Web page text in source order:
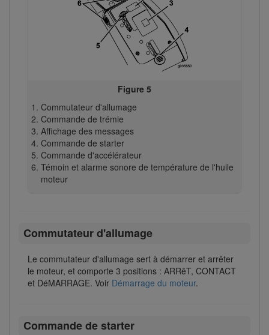
Figure 5
Commutateur d'allumage
Commande de trémie
Affichage des messages
Commande de starter
Commande d'accélérateur
Témoin et alarme sonore de température de l'huile
moteur
Commutateur d'allumage
Le commutateur d'allumage sert à démarrer et arrêter
le moteur, et comporte 3 positions : ARRêT, CONTACT
et DéMARRAGE. Voir Démarrage du moteur.
Commande de starter